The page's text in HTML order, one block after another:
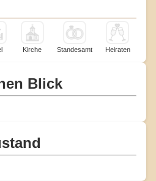
Kirche Standesamt Heiraten
Blick